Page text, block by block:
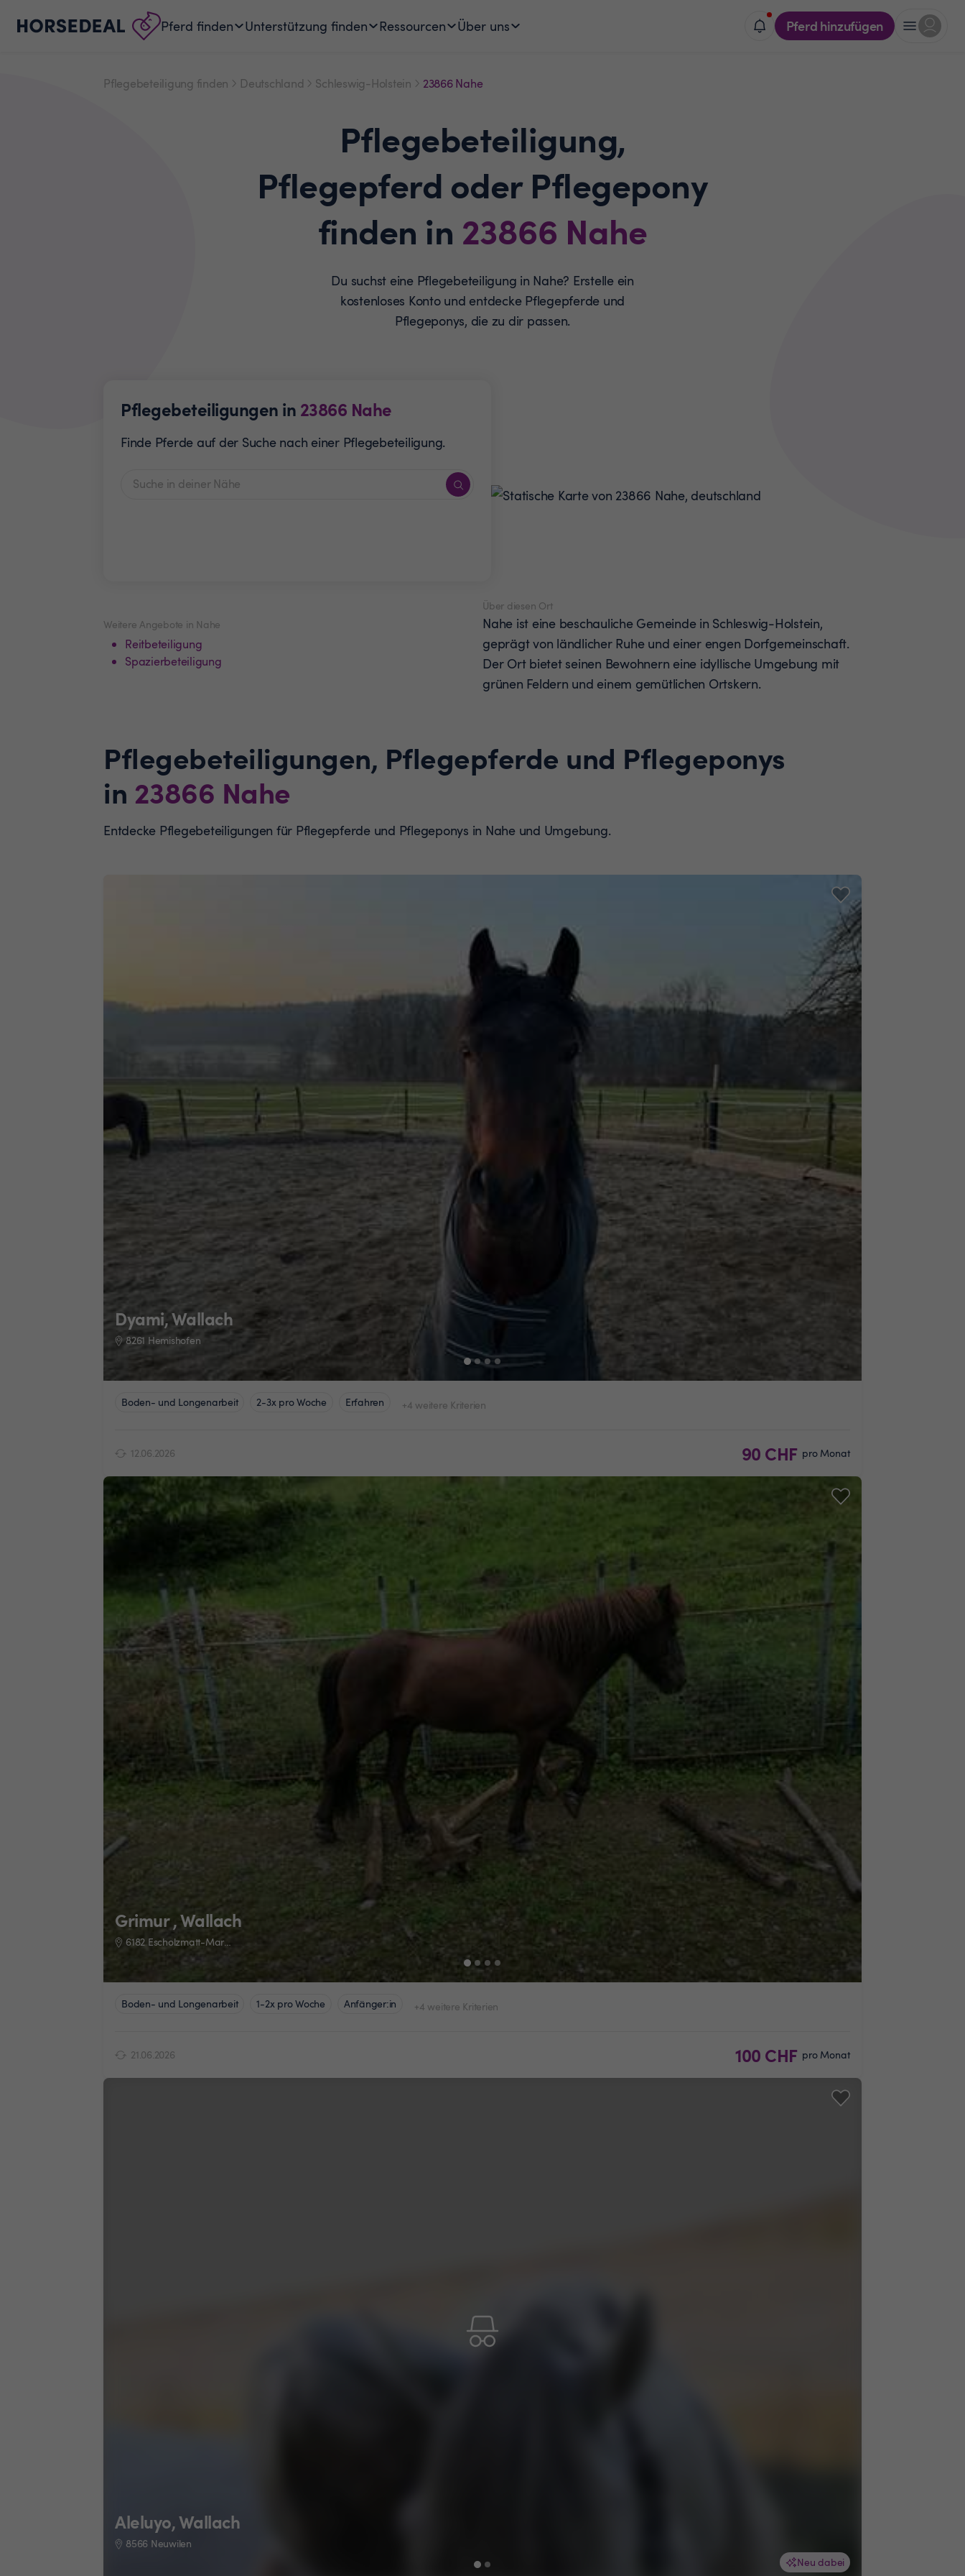
Pferd finden Unterstützung finden Ressourcen Über uns Pferd hinzufügen
Pflegebeteiligung finden Deutschland Schleswig-Holstein 23866 Nahe
Pflegebeteiligung,
Pflegepferd oder Pflegepony
finden in 23866 Nahe
Du suchst eine Pflegebeteiligung in Nahe? Erstelle ein
kostenloses Konto und entdecke Pflegepferde und
Pflegeponys, die zu dir passen.
Pflegebeteiligungen in 23866 Nahe
Finde Pferde auf der Suche nach einer Pflegebeteiligung.
Weitere Angebote in Nahe
Reitbeteiligung
Spazierbeteiligung
Über diesen Ort
Nahe ist eine beschauliche Gemeinde in Schleswig-Holstein,
geprägt von ländlicher Ruhe und einer engen Dorfgemeinschaft.
Der Ort bietet seinen Bewohnern eine idyllische Umgebung mit
grünen Feldern und einem gemütlichen Ortskern.
Pflegebeteiligungen, Pflegepferde und Pflegeponys
in 23866 Nahe
Entdecke Pflegebeteiligungen für Pflegepferde und Pflegeponys in Nahe und Umgebung.
Dyami, Wallach
8261 Hemishofen
Boden- und Longenarbeit 2-3x pro Woche Erfahren +4 weitere Kriterien
12.06.2026 90 CHF pro Monat
Grimur , Wallach
6182 Escholzmatt-Marbach
Boden- und Longenarbeit 1-2x pro Woche Anfänger:in +4 weitere Kriterien
21.06.2026 100 CHF pro Monat
Neu dabei
Aleluyo, Wallach
8566 Neuwilen